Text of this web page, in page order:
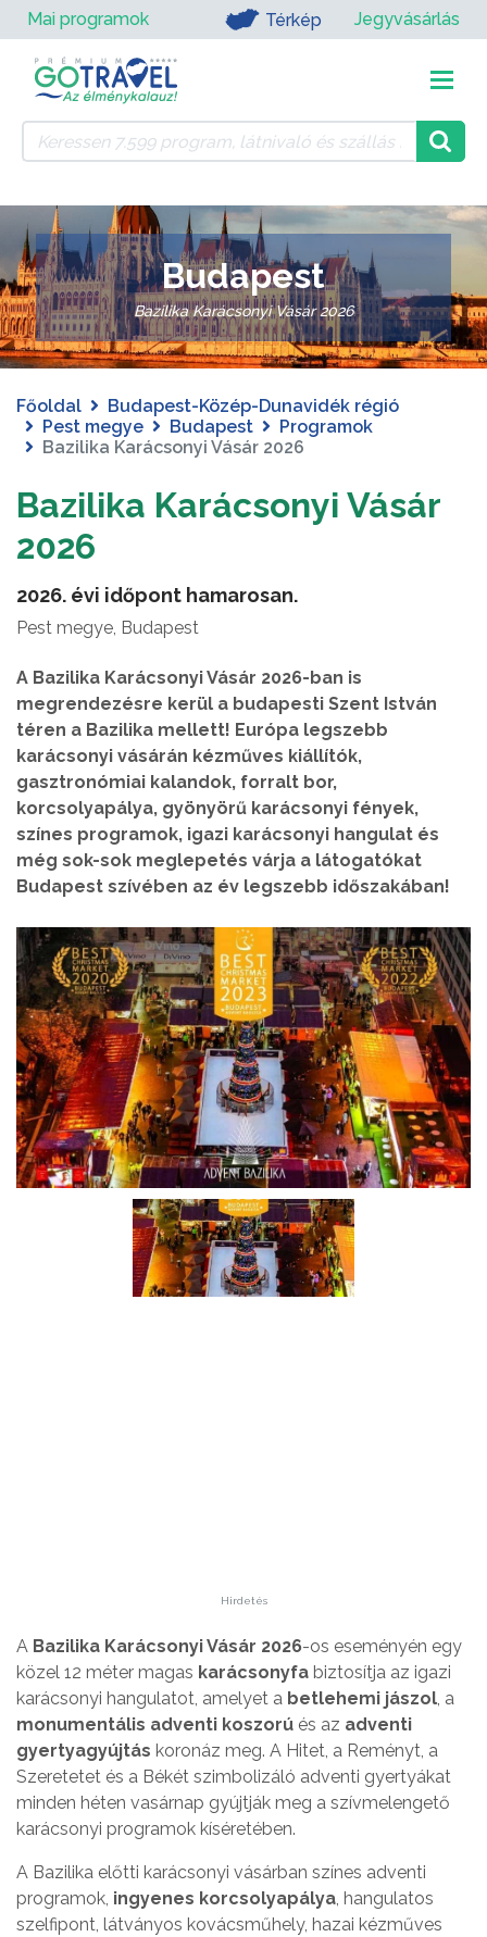
Mai programok Térkép Jegyvásárlás
Budapest
Bazilika Karácsonyi Vásár 2026
Főoldal
Budapest-Közép-Dunavidék régió
Pest megye
Budapest
Programok
Bazilika Karácsonyi Vásár 2026
Bazilika Karácsonyi Vásár
2026
2026. évi időpont hamarosan.
Pest megye, Budapest
A Bazilika Karácsonyi Vásár 2026-ban is
megrendezésre kerül a budapesti Szent István
téren a Bazilika mellett! Európa legszebb
karácsonyi vásárán kézműves kiállítók,
gasztronómiai kalandok, forralt bor,
korcsolyapálya, gyönyörű karácsonyi fények,
színes programok, igazi karácsonyi hangulat és
még sok-sok meglepetés várja a látogatókat
Budapest szívében az év legszebb időszakában!
Hirdetés
A Bazilika Karácsonyi Vásár 2026-os eseményén egy
közel 12 méter magas karácsonyfa biztosítja az igazi
karácsonyi hangulatot, amelyet a betlehemi jászol, a
monumentális adventi koszorú és az adventi
gyertyagyújtás koronáz meg. A Hitet, a Reményt, a
Szeretetet és a Békét szimbolizáló adventi gyertyákat
minden héten vasárnap gyújtják meg a szívmelengető
karácsonyi programok kíséretében.
A Bazilika előtti karácsonyi vásárban színes adventi
programok, ingyenes korcsolyapálya, hangulatos
szelfipont, látványos kovácsműhely, hazai kézműves